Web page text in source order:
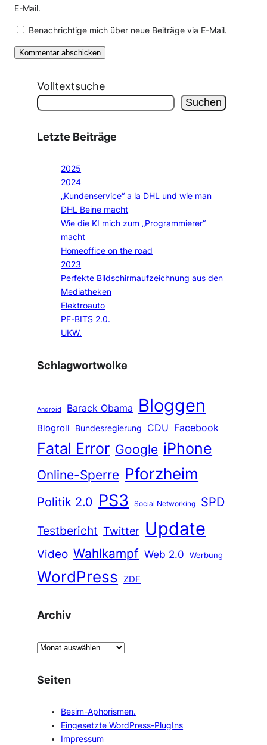
E-Mail.
Benachrichtige mich über neue Beiträge via E-Mail.
Volltextsuche
Suchen
Letzte Beiträge
2025
2024
„Kundenservice“ a la DHL und wie man
DHL Beine macht
Wie die KI mich zum „Programmierer“
macht
Homeoffice on the road
2023
Perfekte Bildschirmaufzeichnung aus den
Mediatheken
Elektroauto
PF-BITS 2.0.
UKW.
Schlagwortwolke
Android Barack Obama Bloggen
Blogroll Bundesregierung CDU Facebook
Fatal Error Google iPhone
Online-Sperre Pforzheim
Politik 2.0 PS3 Social Networking
SPD
Testbericht Twitter Update
Video Wahlkampf Web 2.0 Werbung
WordPress ZDF
Archiv
A
c
h
Seiten
Besim-Aphorismen.
Eingesetzte WordPress-PlugIns
Impressum